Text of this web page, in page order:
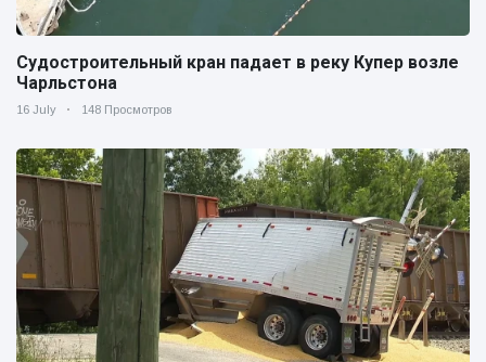
Судостроительный кран падает в реку Купер возле
Чарльстона
16 July 148 Просмотров